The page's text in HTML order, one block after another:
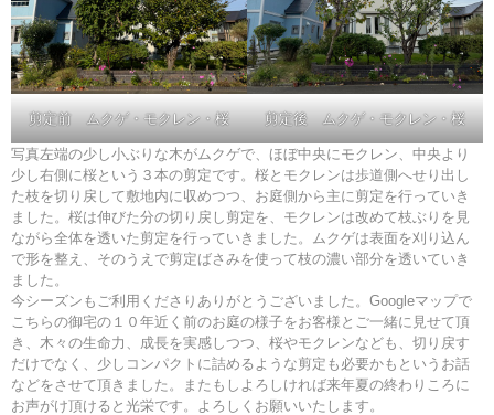
剪定前 ムクゲ・モクレン・桜 剪定後 ムクゲ・モクレン・桜
写真左端の少し小ぶりな木がムクゲで、ほぼ中央にモクレン、中央より
少し右側に桜という３本の剪定です。桜とモクレンは歩道側へせり出し
た枝を切り戻して敷地内に収めつつ、お庭側から主に剪定を行っていき
ました。桜は伸びた分の切り戻し剪定を、モクレンは改めて枝ぶりを見
ながら全体を透いた剪定を行っていきました。ムクゲは表面を刈り込ん
で形を整え、そのうえで剪定ばさみを使って枝の濃い部分を透いていき
ました。
今シーズンもご利用くださりありがとうございました。Googleマップで
こちらの御宅の１０年近く前のお庭の様子をお客様とご一緒に見せて頂
き、木々の生命力、成長を実感しつつ、桜やモクレンなども、切り戻す
だけでなく、少しコンパクトに詰めるような剪定も必要かもというお話
などをさせて頂きました。またもしよろしければ来年夏の終わりころに
お声がけ頂けると光栄です。よろしくお願いいたします。